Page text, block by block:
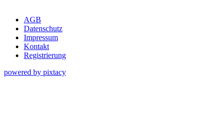
AGB
Datenschutz
Impressum
Kontakt
Registrierung
powered by pixtacy